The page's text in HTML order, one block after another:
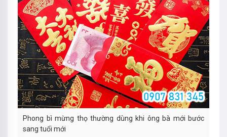
Phong bì mừng thọ thường dùng khi ông bà mới bước
sang tuổi mới